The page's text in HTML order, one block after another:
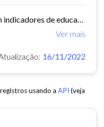
Ver mais
16/11/2022
usando a API (veja